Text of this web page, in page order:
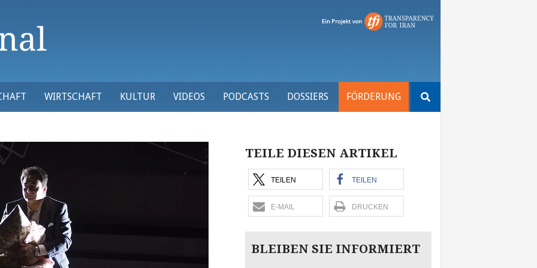
WIRTSCHAFT KULTUR VIDEOS PODCASTS DOSSIERS FÖRDERUNG
nach:
TEILE DIESEN ARTIKEL
TEILEN TEILEN
E-MAIL DRUCKEN
BLEIBEN SIE INFORMIERT